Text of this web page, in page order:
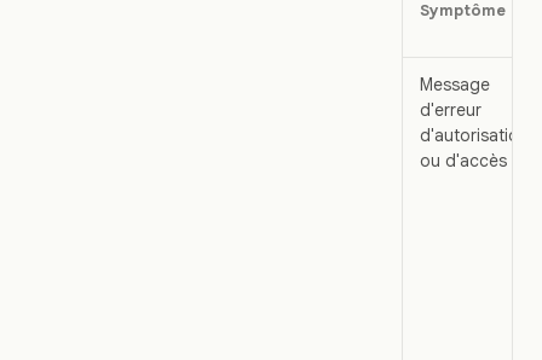
Symptôme
Message
d'erreur
d'autorisation
ou d'accès